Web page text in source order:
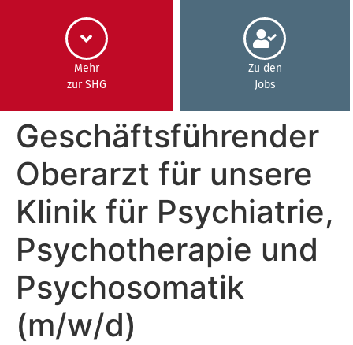
Mehr
zur SHG
Zu den
Jobs
Geschäftsführender
Oberarzt für unsere
Klinik für Psychiatrie,
Psychotherapie und
Psychosomatik
(m/w/d)